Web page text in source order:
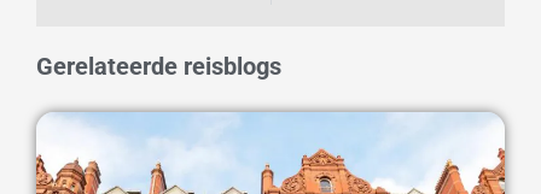
Gerelateerde reisblogs